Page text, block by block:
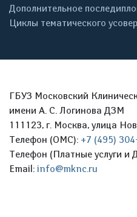
Дополнительное
Циклы тематического
ГБУЗ Московский
имени А. С. Логинова ДЗМ
111123, г. Москва, улица
Телефон (ОМС): +7 (495)
Телефон (Платные услуги и
Email: info@mknc.ru